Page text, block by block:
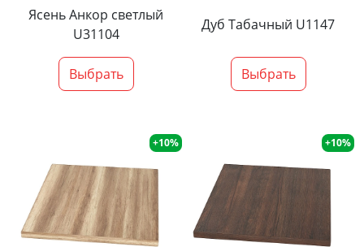
Ясень Анкор светлый
U31104
Выбрать
Дуб Табачный U1147
Выбрать
+10% +10%